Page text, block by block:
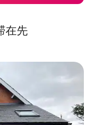
在先